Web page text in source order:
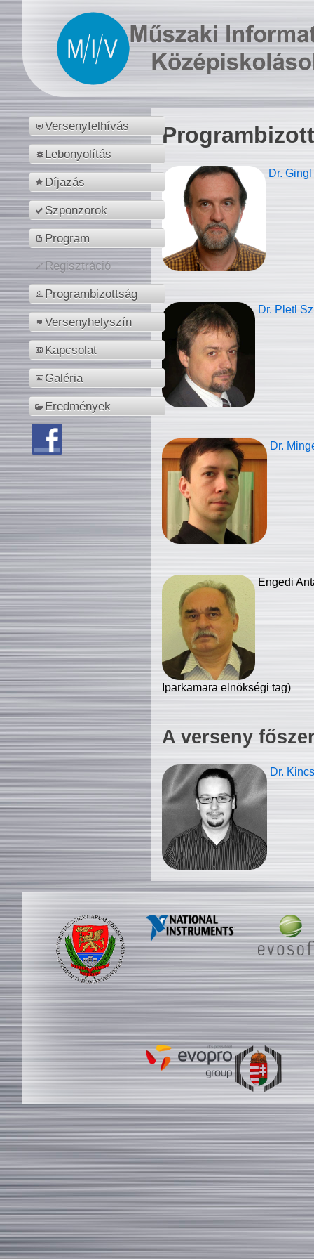
Versenyfelhívás
Lebonyolítás
Díjazás
Szponzorok
Program
Regisztráció
Programbizottság
Versenyhelyszín
Kapcsolat
Galéria
Eredmények
Dr.
Dr. Pletl
Dr.
Engedi
Iparkamara elnökségi tag)
A verseny
Dr.